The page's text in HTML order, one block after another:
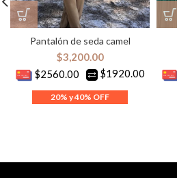
Pantalón de seda camel
$3,200.00
$2560.00
$1920.00